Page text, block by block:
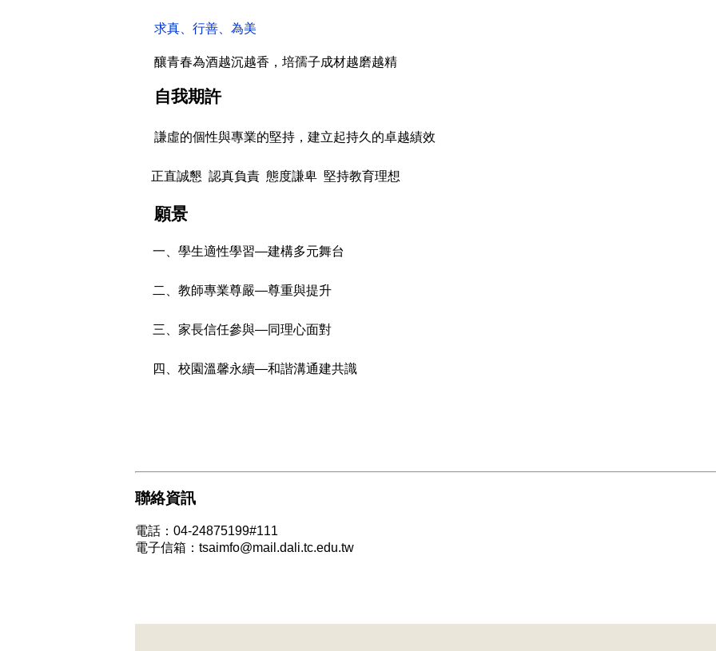
求真、行善、為美
釀青春為酒越沉越香，培孺子成材越磨越精
自我期許
謙虛的個性與專業的堅持，建立起持久的卓越績效
正直誠懇 認真負責 態度謙卑 堅持教育理想
願景
一、學生適性學習—建構多元舞台
二、教師專業尊嚴—尊重與提升
三、家長信任參與—同理心面對
四、校園溫馨永續—和諧溝通建共識
聯絡資訊
電話：04-24875199#111
電子信箱：tsaimfo@mail.dali.tc.edu.tw